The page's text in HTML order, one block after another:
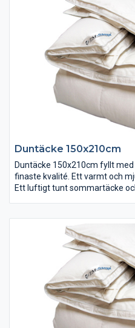
Duntäcke 150x210cm
Duntäcke 150x210cm fyllt
finaste kvalité. Ett varmt och
Ett luftigt tunt sommartäcke